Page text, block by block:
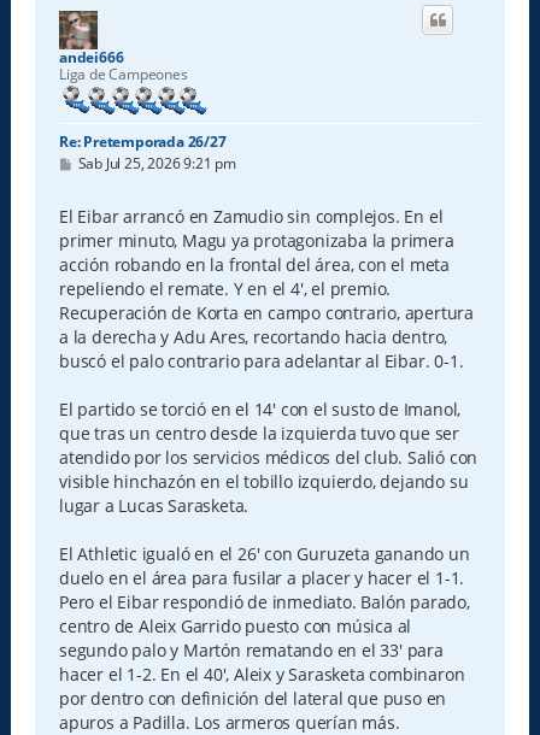
andei666
Liga de Campeones
Re: Pretemporada 26/27
M
s
a
j
e
Sab Jul 25, 2026 9:21 pm
El Eibar arrancó en Zamudio sin complejos. En el
primer minuto, Magu ya protagonizaba la primera
acción robando en la frontal del área, con el meta
repeliendo el remate. Y en el 4', el premio.
Recuperación de Korta en campo contrario, apertura
a la derecha y Adu Ares, recortando hacia dentro,
buscó el palo contrario para adelantar al Eibar. 0-1.
El partido se torció en el 14' con el susto de Imanol,
que tras un centro desde la izquierda tuvo que ser
atendido por los servicios médicos del club. Salió con
visible hinchazón en el tobillo izquierdo, dejando su
lugar a Lucas Sarasketa.
El Athletic igualó en el 26' con Guruzeta ganando un
duelo en el área para fusilar a placer y hacer el 1-1.
Pero el Eibar respondió de inmediato. Balón parado,
centro de Aleix Garrido puesto con música al
segundo palo y Martón rematando en el 33' para
hacer el 1-2. En el 40', Aleix y Sarasketa combinaron
por dentro con definición del lateral que puso en
apuros a Padilla. Los armeros querían más.